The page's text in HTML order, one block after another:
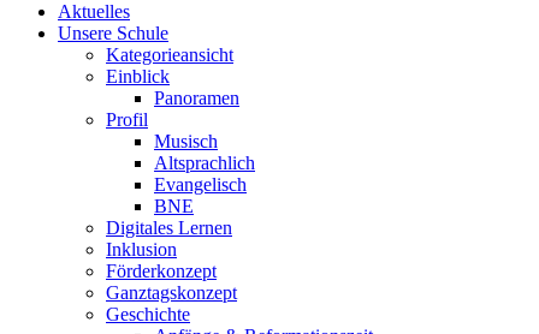
Aktuelles
Unsere Schule
Kategorieansicht
Einblick
Panoramen
Profil
Musisch
Altsprachlich
Evangelisch
BNE
Digitales Lernen
Inklusion
Förderkonzept
Ganztagskonzept
Geschichte